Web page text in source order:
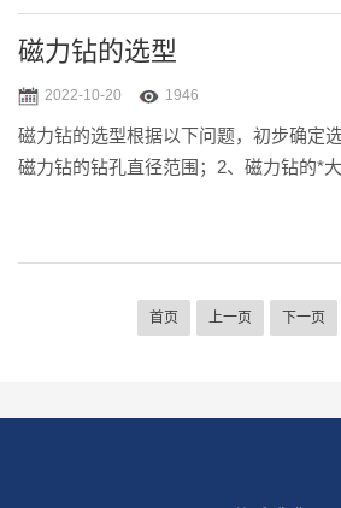
底面数千公斤的磁吸力，使之牢牢吸附
面上，起到固定机器的作用，磁吸力越
器电机内的转子高速旋转，通过传动齿
带动钻头回旋，在需要钻孔的部位通过
磁力钻的选型
2022-10-20 1946
磁力钻的选型根据以下问题，初步确定
磁力钻的钻孔直径范围；2、磁力钻的*
需要钻孔工作的环境要求；4、磁力钻
首页 上一页 下一页